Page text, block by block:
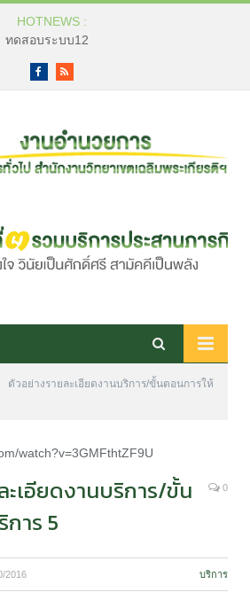
HOTNEWS :
ทดสอบระบบ12
FacebookRSS
ตัวอย่างรายละเอียดงานบริการ/ขั้นตอนการให้
watch?v=3GMFthtZF9U
ะเอียดงานบริการ/ขั้น
าร 5
0
2016 บริการ